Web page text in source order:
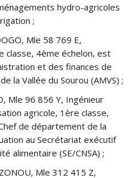
hydro-agricoles
;
Mle 58 769 E,
classe, 4ème échelon, est
et des finances de
la Vallée du Sourou (AMVS) ;
Mle 96 856 Y, Ingénieur
agricole, 1ère classe,
de département de la
au Secrétariat exécutif
alimentaire (SE/CNSA) ;
Mle 312 415 Z,